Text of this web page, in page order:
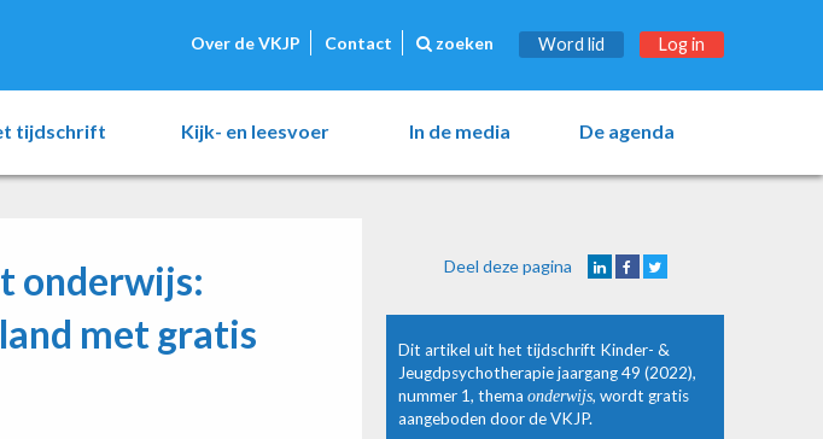
Over de VKJP Contact zoeken Word lid Log in
tijdschrift Kijk- en leesvoer In de media De agenda
onderwijs:
met gratis
Deel deze pagina
Dit artikel uit het tijdschrift Kinder- &
Jeugdpsychotherapie jaargang 49 (2022),
nummer 1, thema onderwijs, wordt gratis
aangeboden door de VKJP.